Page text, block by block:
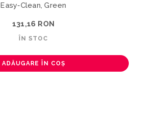
Easy-Clean, Green
131,16 RON
ÎN STOC
ADĂUGARE ÎN COȘ